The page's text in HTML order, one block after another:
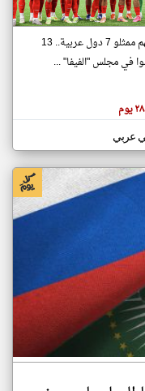
الدولة
على مدار الساعة
العاجلة والمباشرة
بينهم ممثلو 7 دول عربية.. 13
في مجلس "الفيفا" ...
عربي